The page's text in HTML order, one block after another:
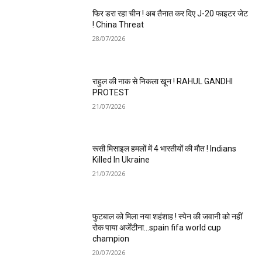
फिर डरा रहा चीन ! अब तैनात कर दिए J-20 फाइटर जेट
! China Threat
28/07/2026
राहुल की नाक से निकला खून ! RAHUL GANDHI
PROTEST
21/07/2026
रूसी मिसाइल हमलों में 4 भारतीयों की मौत ! Indians
Killed In Ukraine
21/07/2026
फुटबाल को मिला नया शहंशाह ! स्पेन की जवानी को नहीं
रोक पाया अर्जेंटीना…spain fifa world cup
champion
20/07/2026